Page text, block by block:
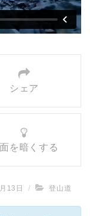
シェア
を暗くする
13日 / 登山道